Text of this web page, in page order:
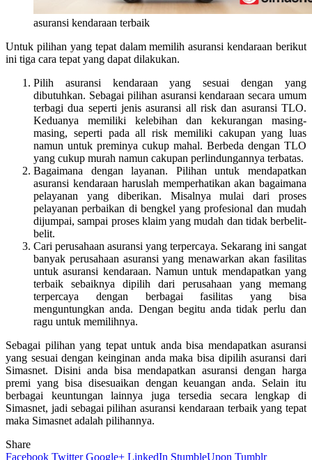
asuransi kendaraan terbaik
Untuk pilihan yang tepat dalam memilih asuransi kendaraan berikut
ini tiga cara tepat yang dapat dilakukan.
Pilih asuransi kendaraan yang sesuai dengan yang
dibutuhkan. Sebagai pilihan asuransi kendaraan secara umum
terbagi dua seperti jenis asuransi all risk dan asuransi TLO.
Keduanya memiliki kelebihan dan kekurangan masing-
masing, seperti pada all risk memiliki cakupan yang luas
namun untuk preminya cukup mahal. Berbeda dengan TLO
yang cukup murah namun cakupan perlindungannya terbatas.
Bagaimana dengan layanan. Pilihan untuk mendapatkan
asuransi kendaraan haruslah memperhatikan akan bagaimana
pelayanan yang diberikan. Misalnya mulai dari proses
pelayanan perbaikan di bengkel yang profesional dan mudah
dijumpai, sampai proses klaim yang mudah dan tidak berbelit-
belit.
Cari perusahaan asuransi yang terpercaya. Sekarang ini sangat
banyak perusahaan asuransi yang menawarkan akan fasilitas
untuk asuransi kendaraan. Namun untuk mendapatkan yang
terbaik sebaiknya dipilih dari perusahaan yang memang
terpercaya dengan berbagai fasilitas yang bisa
menguntungkan anda. Dengan begitu anda tidak perlu dan
ragu untuk memilihnya.
Sebagai pilihan yang tepat untuk anda bisa mendapatkan asuransi
yang sesuai dengan keinginan anda maka bisa dipilih asuransi dari
Simasnet. Disini anda bisa mendapatkan asuransi dengan harga
premi yang bisa disesuaikan dengan keuangan anda. Selain itu
berbagai keuntungan lainnya juga tersedia secara lengkap di
Simasnet, jadi sebagai pilihan asuransi kendaraan terbaik yang tepat
maka Simasnet adalah pilihannya.
Share
Facebook Twitter Google+ LinkedIn StumbleUpon Tumblr